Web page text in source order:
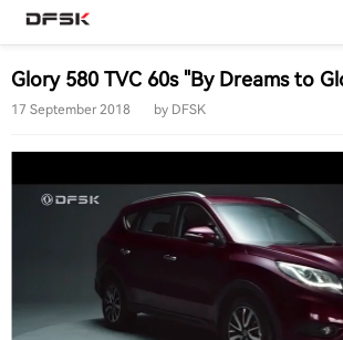
0800 1666 999
Glory 580 TVC 60s "By Dreams to
17 September 2018 by DFSK